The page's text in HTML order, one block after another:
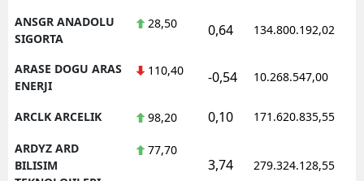
ANSGR ANADOLU
SIGORTA
28,50 0,64 134.800.192,02
ARASE DOGU ARAS
ENERJI
110,40 -0,54 10.268.547,00
ARCLK ARCELIK 98,20 0,10 171.620.835,55
ARDYZ ARD
BILISIM
77,70
3,74 279.324.128,55